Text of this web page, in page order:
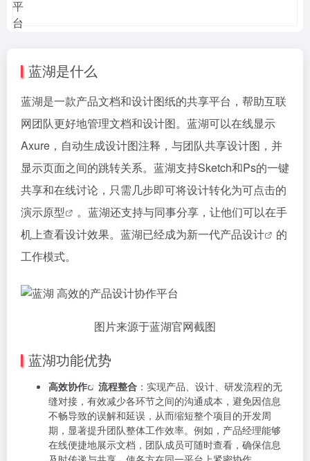
蓝湖是什么
蓝湖是一款产品文档和设计图纸的共享平台，帮助互联
网团队更好地管理文档和设计图。蓝湖可以在线显示
Axure，自动生成设计图注释，与团队共享设计图，并
显示页面之间的跳转关系。蓝湖支持Sketch和Ps的一键
共享和在线讨论，只需几步即可将设计转化为可点击的
演示原型
。蓝湖还支持与同事分享，让他们可以在手
机上查看设计效果。蓝湖已经成为新一代产品设计
的
工作模式。
图片来源于蓝湖官网截图
蓝湖功能优势
高效协作 流程整合 ：实现产品、设计、研发流程的无
缝对接，有效减少各环节之间的沟通成本，避免因信息
不畅导致的误解和延误，从而缩短整个项目的开发周
期，显著提升团队整体工作效率。例如，产品经理能够
在线便捷地展示文档，团队成员可随时查看，确保信息